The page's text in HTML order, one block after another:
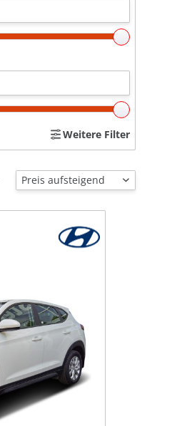
Weitere Filter